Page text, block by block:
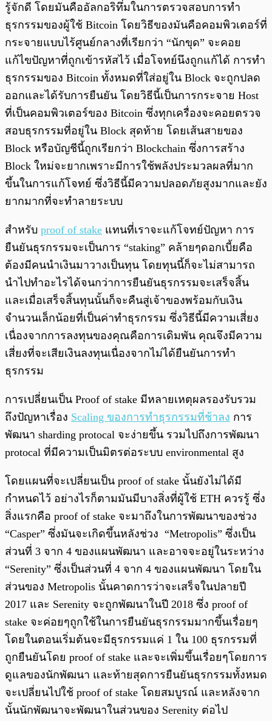
รู้จักดี โดยมันคืออัลกอริทึ่มในการตรวจสอบการทำ
ธุรกรรมของผู้ใช้ Bitcoin โดยวิธีของมันคือคอมพิวเตอร์ที่
กระจายแบบไร้ศูนย์กลางที่เรียกว่า “นักขุด” จะคอย
แก้ไขปัญหาที่ถูกเข้ารหัสไว้ เมื่อโจทย์นึงถูกแก้ได้ การทำ
ธุรกรรมของ Bitcoin ทั้งหมดที่ใส่อยู่ใน Block จะถูกปลด
ออกและได้รับการยืนยัน โดยวิธีนี้เป็นการกระจาย Host
ที่เป็นคอมพิวเตอร์ของ Bitcoin ซึ่งทุกเครื่องจะคอยตรวจ
สอบธุรกรรมที่อยู่ใน Block สุดท้าย โดยเส้นสายของ
Block หรือบัญชีนี้ถูกเรียกว่า Blockchain ซึ่งการสร้าง
Block ใหม่จะยากเพราะมีการใช้พลังประมวลผลที่มาก
ขึ้นในการแก้โจทย์ ซึ่งวิธีนี้มีความปลอดภัยสูงมากและยัง
ยากมากที่จะทำลายระบบ
สำหรับ proof of stake แทนที่เราจะแก้โจทย์ปัญหา การ
ยืนยันธุรกรรมจะเป็นการ “staking” คล้ายๆดอกเบี้ยคือ
ต้องมีคนนำเงินมาวางเป็นทุน โดยทุนนี้ก็จะไม่สามารถ
นำไปทำอะไรได้จนกว่าการยืนยันธุรกรรมจะเสร็จสิ้น
และเมื่อเสร็จสิ้นทุนนั้นก็จะคืนสู่เจ้าของพร้อมกับเงิน
จำนวนเล็กน้อยที่เป็นค่าทำธุรกรรม ซึ่งวิธีนี้มีความเสี่ยง
เนื่องจากการลงทุนของคุณคือการเดิมพัน คุณจึงมีความ
เสี่ยงที่จะเสียเงินลงทุนเนื่องจากไม่ได้ยืนยันการทำ
ธุรกรรม
การเปลี่ยนเป็น Proof of stake มีหลายเหตุผลรองรับรวม
ถึงปัญหาเรื่อง Scaling ของการทำธุรกรรมที่ช้าลง การ
พัฒนา sharding protocal จะง่ายขึ้น รวมไปถึงการพัฒนา
protocal ที่มีความเป็นมิตรต่อระบบ environmental สูง
โดยแผนที่จะเปลี่ยนเป็น proof of stake นั้นยังไม่ได้มี
กำหนดไว้ อย่างไรก็ตามมันมีบางสิ่งที่ผู้ใช้ ETH ควรรู้ ซึ่ง
สิ่งแรกคือ proof of stake จะมาถึงในการพัฒนาของช่วง
“Casper” ซึ่งมันจะเกิดขึ้นหลังช่วง “Metropolis” ซึ่งเป็น
ส่วนที่ 3 จาก 4 ของแผนพัฒนา และอาจจะอยู่ในระหว่าง
“Serenity” ซึ่งเป็นส่วนที่ 4 จาก 4 ของแผนพัฒนา โดยใน
ส่วนของ Metropolis นั้นคาดการว่าจะเสร็จในปลายปี
2017 และ Serenity จะถูกพัฒนาในปี 2018 ซึ่ง proof of
stake จะค่อยๆถูกใช้ในการยืนยันธุรกรรมมากขึ้นเรื่อยๆ
โดยในตอนเริ่มต้นจะมีธุรกรรมแค่ 1 ใน 100 ธุรกรรมที่
ถูกยืนยันโดย proof of stake และจะเพิ่มขึ้นเรื่อยๆโดยการ
ดูแลของนักพัฒนา และท้ายสุดการยืนยันธุรกรรมทั้งหมด
จะเปลี่ยนไปใช้ proof of stake โดยสมบูรณ์ และหลังจาก
นั้นนักพัฒนาจะพัฒนาในส่วนของ Serenity ต่อไป